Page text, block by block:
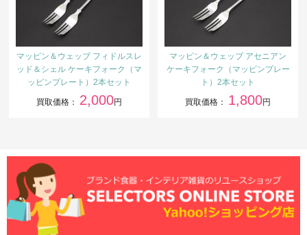
マッピン＆ウェッブ フィドルスレ
ッド＆シェル ケーキフォーク（マ
ッピンプレート）2本セット
買取価格： 2,000円
マッピン＆ウェッブ アセニアン
ケーキフォーク（マッピンプレー
ト）2本セット
買取価格： 1,800円